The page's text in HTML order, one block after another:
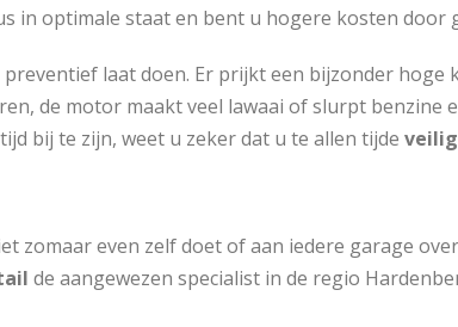
in optimale staat en bent u hogere kosten door
laat doen. Er prijkt een bijzonder
de motor maakt veel lawaai of slurpt benzine
bij te zijn, weet u zeker dat u te allen tijde
zomaar even zelf doet of aan iedere garage
de aangewezen specialist in de regio